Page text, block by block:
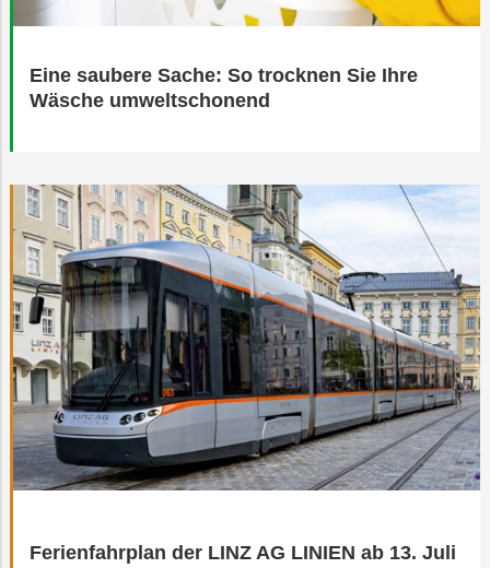
Eine saubere Sache: So trocknen Sie Ihre
Wäsche umweltschonend
Ferienfahrplan der LINZ AG LINIEN ab 13. Juli